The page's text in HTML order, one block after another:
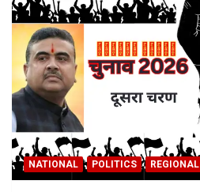
NATIONAL POLITICS REGIONAL